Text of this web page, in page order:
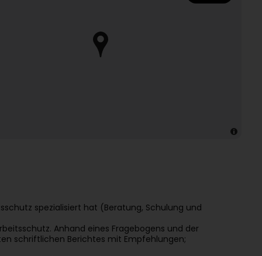
spezialisiert hat (Beratung, Schulung und
Anhand eines Fragebogens und der
schriftlichen Berichtes mit Empfehlungen;